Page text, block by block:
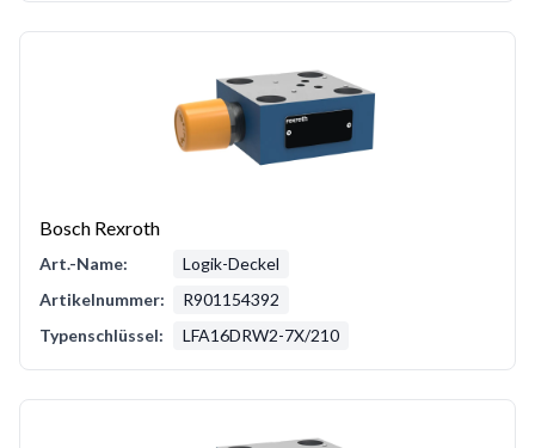
Bosch Rexroth
Art.-Name:
Logik-Deckel
Artikelnummer:
R901154392
Typenschlüssel:
LFA16DRW2-7X/210